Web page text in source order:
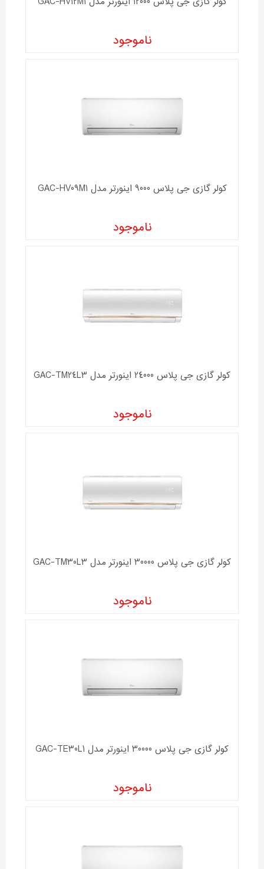
ناموجود
کولر گازی جی پلاس 9000 اینورتر مدل GAC-HV09M1
ناموجود
کولر گازی جی پلاس 24000 اینورتر مدل GAC-TM24L3
ناموجود
کولر گازی جی پلاس 30000 اینورتر مدل GAC-TM30L3
ناموجود
کولر گازی جی پلاس 30000 اینورتر مدل GAC-TE30L1
ناموجود